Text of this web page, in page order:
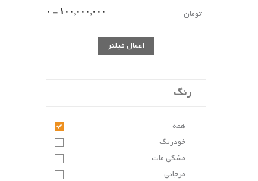
تومان
اعمال فیلتر
رنگ
همه
خودرنگ
مشکی مات
مرجانی